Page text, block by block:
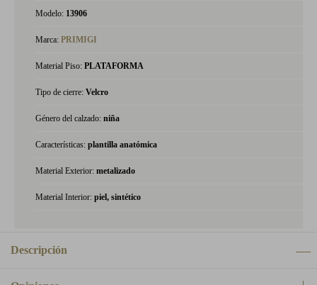
Modelo: 13906
Marca: PRIMIGI
Material Piso: PLATAFORMA
Tipo de cierre: Velcro
Género del calzado: niña
Características: plantilla anatómica
Material Exterior: metalizado
Material Interior: piel, sintético
Descripción